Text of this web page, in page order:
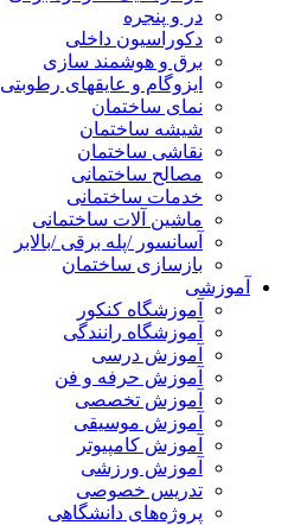
در و پنجره
دکوراسیون داخلی
برق و هوشمند سازی
ایزوگام و عایقهای رطوبتی
نمای ساختمان
شیشه ساختمان
نقاشی ساختمان
مصالح ساختمانی
خدمات ساختمانی
ماشین آلات ساختمانی
آسانسور /پله برقی /بالابر
بازسازی ساختمان
آموزشی
آموزشگاه کنکور
آموزشگاه رانندگی
آموزش درسی
آموزش حرفه و فن
آموزش تخصصی
آموزش موسیقی
آموزش کامپیوتر
آموزش ورزشی
تدریس خصوصی
پروژه‌های دانشگاهی